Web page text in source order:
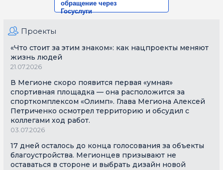
обращение через
Госуслуги
Проекты
«Что стоит за этим знаком»: как нацпроекты меняют
жизнь людей
21.07.2026
В Мегионе скоро появится первая «умная»
спортивная площадка — она расположится за
спорткомплексом «Олимп». Глава Мегиона Алексей
Петриченко осмотрел территорию и обсудил с
коллегами ход работ.
03.07.2026
17 дней осталось до конца голосования за объекты
благоустройства. Мегионцев призывают не
оставаться в стороне и выбрать дизайн новой